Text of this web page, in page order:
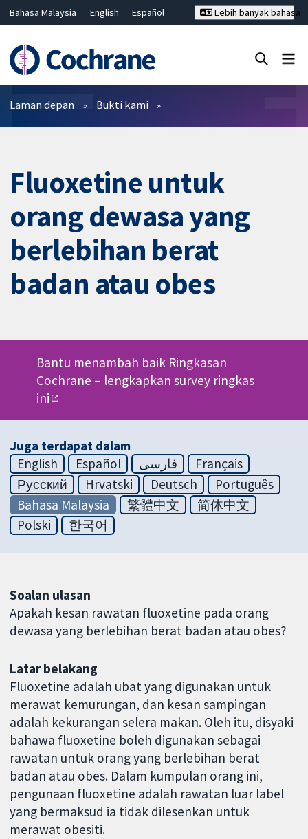
Bahasa Malaysia English
Español
Hrvatski
Deutsch ไทย
繁體中文
简体中文
Lebih banyak bahasa
Penapis
Laman depan Bukti kami
Fluoxetine untuk
orang dewasa yang
berlebihan berat
badan atau obes
Bantu menambah baik Ringkasan
Cochrane – lengkapkan survey ringkas
ini
Juga terdapat dalam
English
Español فارسی
Français
Русский
Hrvatski Deutsch
Português
Bahasa Malaysia
繁體中文
简体中文
Polski
한국어
Soalan ulasan
Apakah kesan rawatan fluoxetine pada orang
dewasa yang berlebihan berat badan atau obes?
Latar belakang
Fluoxetine adalah ubat yang digunakan untuk
merawat kemurungan, dan kesan sampingan
adalah kekurangan selera makan. Oleh itu, disyaki
bahawa fluoxetine boleh digunakan sebagai
rawatan untuk orang yang berlebihan berat
badan atau obes. Dalam kumpulan orang ini,
pengunaan fluoxetine adalah rawatan luar label
yang bermaksud ia tidak dilesenkan untuk
merawat obesiti.